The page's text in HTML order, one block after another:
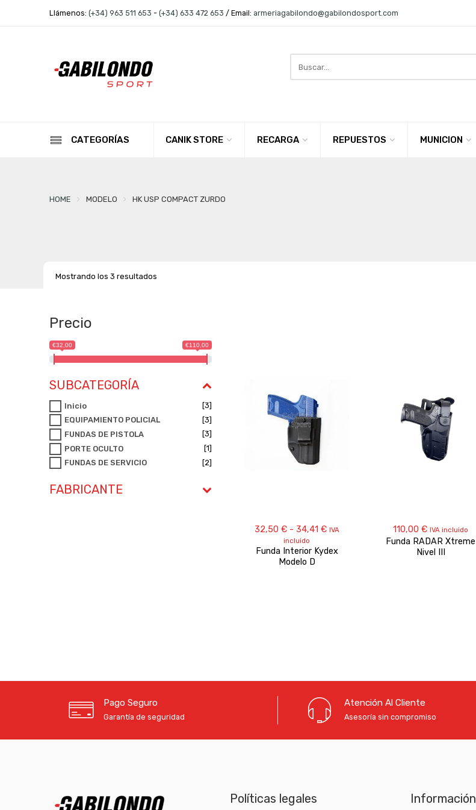
Llámenos: (+34) 963 511 653 - (+34) 633 472 653 / Email: armeriagabilondo@gabilondosport.com
here
CATEGORÍAS CANIK STORE RECARGA REPUESTOS MUNICION
HOME MODELO HK USP COMPACT ZURDO
Mostrando los 3 resultados
32,50 € - 34,41 €Rango
precios:
IVA
incluido
Funda Interior Kydex
Modelo D
110,00€ IVA incluido
Funda RADAR Xtreme
Nivel III
Precio
€32,00 €110,00
SUBCATEGORÍA
Inicio
[3]
EQUIPAMIENTO POLICIAL
[3]
FUNDAS DE PISTOLA
[3]
PORTE OCULTO
[1]
FUNDAS DE SERVICIO
[2]
FABRICANTE
Pago Seguro
Garantía de seguridad
Atención Al Cliente
Asesoría sin compromiso
Políticas legales Información